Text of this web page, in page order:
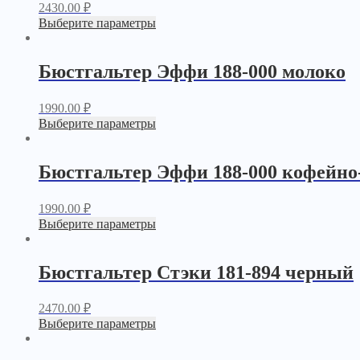
2430.00 ₽
Выберите параметры
Бюстгальтер Эффи 188-000 молоко
1990.00 ₽
Выберите параметры
Бюстгальтер Эффи 188-000
1990.00 ₽
Выберите параметры
Бюстгальтер Стэки 181-894 черный
2470.00 ₽
Выберите параметры